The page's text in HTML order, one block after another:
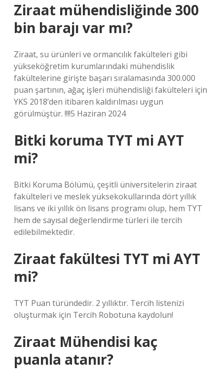
Ziraat mühendisliğinde 300
bin barajı var mı?
Ziraat, su ürünleri ve ormancılık fakülteleri gibi
yükseköğretim kurumlarındaki mühendislik
fakültelerine girişte başarı sıralamasında 300.000
puan şartının, ağaç işleri mühendisliği fakülteleri için
YKS 2018’den itibaren kaldırılması uygun
görülmüştür. !!!!5 Haziran 2024
Bitki koruma TYT mi AYT
mi?
Bitki Koruma Bölümü, çeşitli üniversitelerin ziraat
fakülteleri ve meslek yüksekokullarında dört yıllık
lisans ve iki yıllık ön lisans programı olup, hem TYT
hem de sayısal değerlendirme türleri ile tercih
edilebilmektedir.
Ziraat fakültesi TYT mi AYT
mi?
TYT Puan türündedir. 2 yıllıktır. Tercih listenizi
oluşturmak için Tercih Robotuna kaydolun!
Ziraat Mühendisi kaç
puanla atanır?